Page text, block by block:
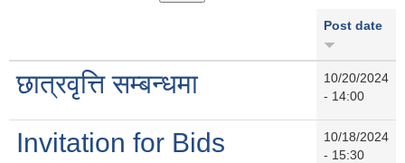
Post date
छात्रवृत्ति सम्बन्धमा
10/20/2024
- 14:00
Invitation for Bids
10/18/2024
- 15:30